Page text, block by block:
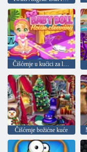
Čišćenje u kućici za lutke
Čišćenje božićne kuće